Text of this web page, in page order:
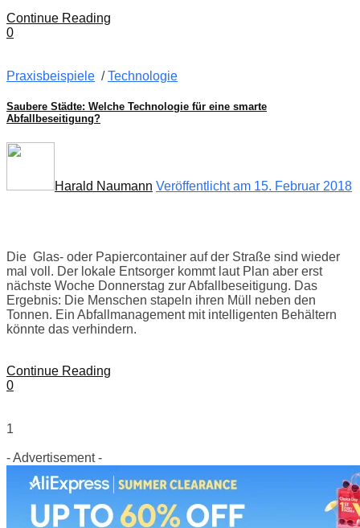
Continue Reading
0
Praxisbeispiele /Technologie
Saubere Städte: Welche Technologie für eine smarte
Abfallbeseitigung?
Harald Naumann Veröffentlicht am 15. Februar 2018
Die Glas- oder Papiercontainer auf der Straße sind wieder
mal voll. Der lokale Entsorger kommt laut Plan aber erst
nächste Woche Donnerstag zur Abfallbeseitigung. Das
Ergebnis: Die Menschen stapeln ihren Müll neben den
Tonnen. Ein Abfallmanagement mit intelligenten Behältern
könnte das verhindern.
Continue Reading
0
1
- Advertisement -